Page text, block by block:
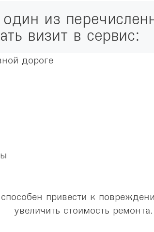
из
визит в сервис:
дороге
привести к
увеличить стоимость ремонта.